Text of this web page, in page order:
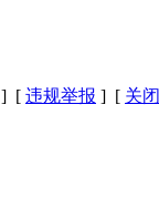
] [ 违规举报 ] [ 关